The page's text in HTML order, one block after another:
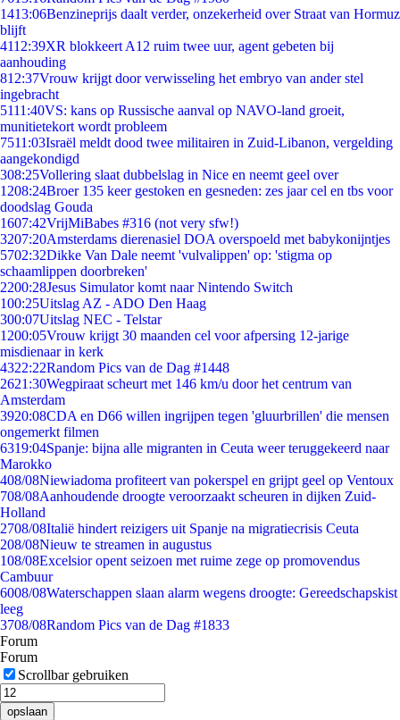
1413:06Benzineprijs daalt verder, onzekerheid over Straat van Hormuz
blijft
4112:39XR blokkeert A12 ruim twee uur, agent gebeten bij
aanhouding
812:37Vrouw krijgt door verwisseling het embryo van ander stel
ingebracht
5111:40VS: kans op Russische aanval op NAVO-land groeit,
munitietekort wordt probleem
7511:03Israël meldt dood twee militairen in Zuid-Libanon, vergelding
aangekondigd
308:25Vollering slaat dubbelslag in Nice en neemt geel over
1208:24Broer 135 keer gestoken en gesneden: zes jaar cel en tbs voor
doodslag Gouda
1607:42VrijMiBabes #316 (not very sfw!)
3207:20Amsterdams dierenasiel DOA overspoeld met babykonijntjes
5702:32Dikke Van Dale neemt 'vulvalippen' op: 'stigma op
schaamlippen doorbreken'
2200:28Jesus Simulator komt naar Nintendo Switch
100:25Uitslag AZ - ADO Den Haag
300:07Uitslag NEC - Telstar
1200:05Vrouw krijgt 30 maanden cel voor afpersing 12-jarige
misdienaar in kerk
4322:22Random Pics van de Dag #1448
2621:30Wegpiraat scheurt met 146 km/u door het centrum van
Amsterdam
3920:08CDA en D66 willen ingrijpen tegen 'gluurbrillen' die mensen
ongemerkt filmen
6319:04Spanje: bijna alle migranten in Ceuta weer teruggekeerd naar
Marokko
408/08Niewiadoma profiteert van pokerspel en grijpt geel op Ventoux
708/08Aanhoudende droogte veroorzaakt scheuren in dijken Zuid-
Holland
2708/08Italië hindert reizigers uit Spanje na migratiecrisis Ceuta
208/08Nieuw te streamen in augustus
108/08Excelsior opent seizoen met ruime zege op promovendus
Cambuur
6008/08Waterschappen slaan alarm wegens droogte: Gereedschapskist
leeg
3708/08Random Pics van de Dag #1833
Forum
Forum
Scrollbar gebruiken
opslaan